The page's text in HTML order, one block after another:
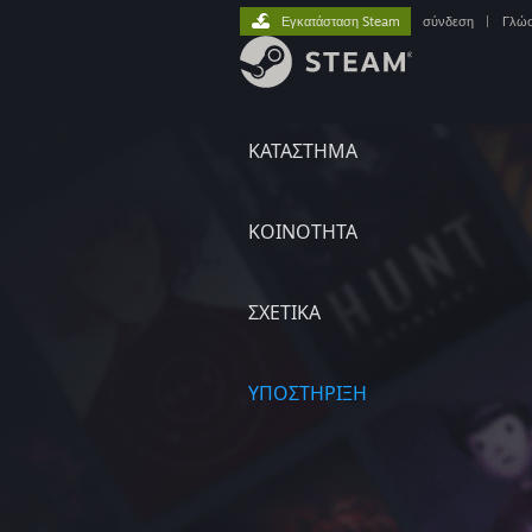
ΚΑΤΑΣΤΗΜΑ
ΚΟΙΝΟΤΗΤΑ
ΣΧΕΤΙΚΆ
ΥΠΟΣΤΗΡΙΞΗ
Εγκατάσταση Steam σύνδεση